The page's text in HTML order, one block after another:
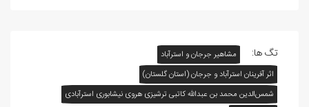
تگ ها:
مشاهیر جرجان و استرآباد
اثر آفرينان استرآباد و جرجان (استان گلستان)
شمس‌الدين محمد بن عبدالله کاتبی ترشيزی هروی نيشابوری استرآبادی